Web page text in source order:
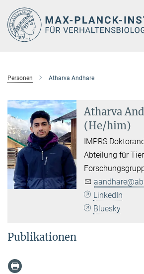
Hauptinhalt
Personen Atharva Andhare
Atharva
(He/him)
IMPRS
Abteilung für
LinkedIn
Bluesky
Publikationen